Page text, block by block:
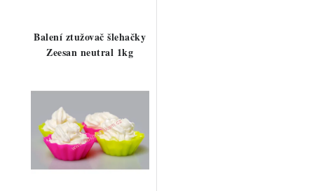
Balení ztužovač šlehačky
Zeesan neutral 1kg